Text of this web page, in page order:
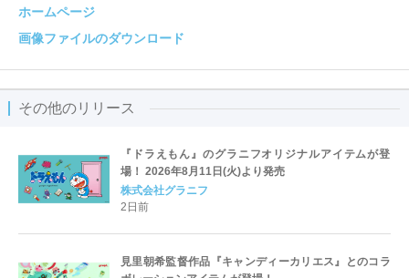
ホームページ
画像ファイルのダウンロード
その他のリリース
『ドラえもん』のグラニフオリジナルアイテムが登
場！ 2026年8月11日(火)より発売
株式会社グラニフ
2日前
見里朝希監督作品『キャンディーカリエス』とのコラ